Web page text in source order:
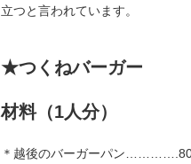
立つと言われています。
★つくねバーガー
材料（1人分）
＊越後のバーガーパン